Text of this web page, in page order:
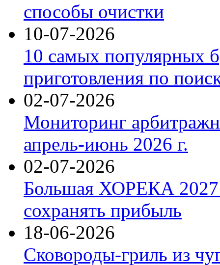
способы очистки
10-07-2026
10 самых популярных
приготовления по
02-07-2026
Мониторинг
апрель-июнь 2026 г.
02-07-2026
Большая ХОРЕКА 2027:
сохранять прибыль
18-06-2026
Сковороды-гриль из